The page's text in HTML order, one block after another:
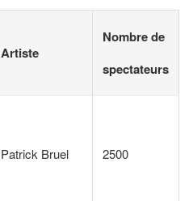
Artiste
Nombre de
spectateurs
Patrick Bruel 2500